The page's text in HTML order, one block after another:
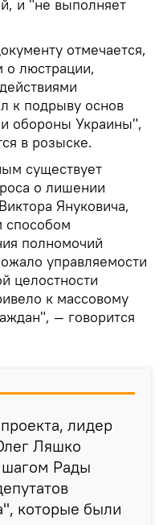
и "не выполняет
отмечается,
о люстрации,
к подрыву основ
обороны Украины",
в розыске.
существует
о лишении
Януковича,
способом
полномочий
управляемости
целостности
к массовому
— говорится
лидер
Ляшко
Рады
которые были